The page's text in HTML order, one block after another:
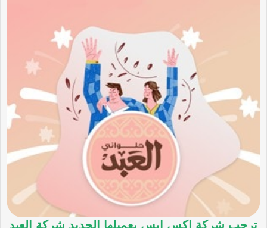
ترحب شركة اكس ابس بعميلها الجديد شركة العبد